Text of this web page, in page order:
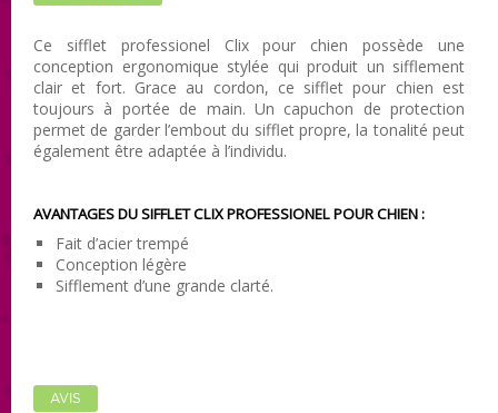
Ce sifflet professionel Clix pour chien possède une
conception ergonomique stylée qui produit un sifflement
clair et fort. Grace au cordon, ce sifflet pour chien est
toujours à portée de main. Un capuchon de protection
permet de garder l’embout du sifflet propre, la tonalité peut
également être adaptée à l’individu.
AVANTAGES DU SIFFLET CLIX PROFESSIONEL POUR CHIEN :
Fait d’acier trempé
Conception légère
Sifflement d’une grande clarté.
AVIS